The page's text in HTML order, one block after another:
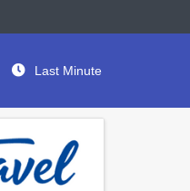
Last Minute